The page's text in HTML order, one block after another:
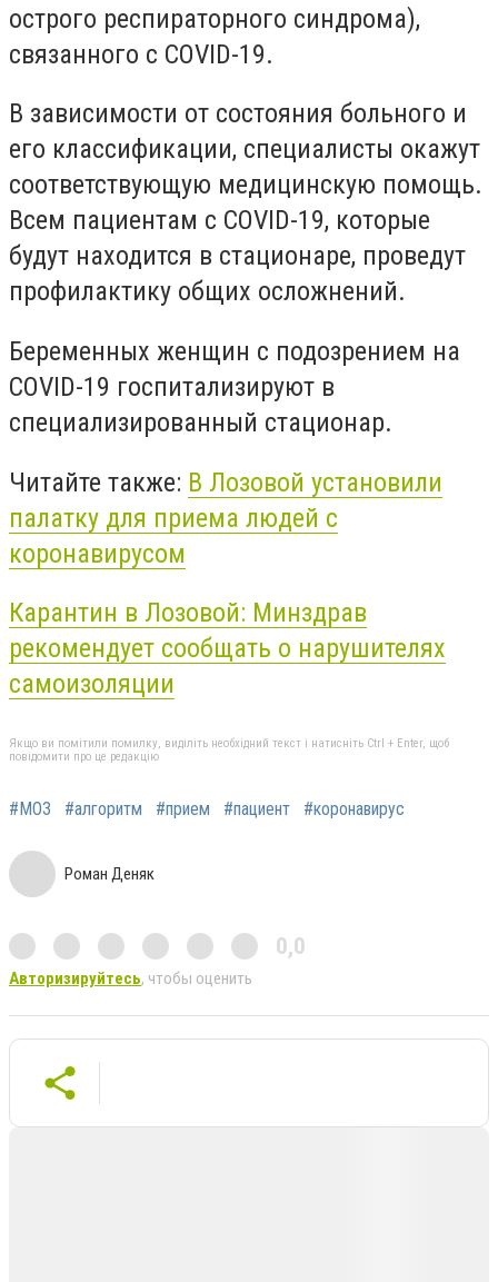
острого респираторного синдрома),
связанного с COVID-19.
В зависимости от состояния больного и
его классификации, специалисты окажут
соответствующую медицинскую помощь.
Всем пациентам с COVID-19, которые
будут находится в стационаре, проведут
профилактику общих осложнений.
Беременных женщин с подозрением на
COVID-19 госпитализируют в
специализированный стационар.
Читайте также: В Лозовой установили
палатку для приема людей с
коронавирусом
Карантин в Лозовой: Минздрав
рекомендует сообщать о нарушителях
самоизоляции
Якщо ви помітили помилку, виділіть необхідний текст і натисніть Ctrl + Enter, щоб
повідомити про це редакцію
#МОЗ #алгоритм #прием #пациент #коронавирус
Роман Деняк
0,0
Авторизируйтесь, чтобы оценить